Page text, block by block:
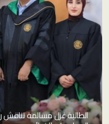
الطالبة غزل مسالمة تناقش